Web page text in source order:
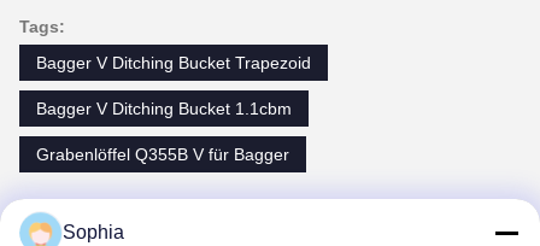
Kontaktpersonen
Tags:
Bagger V Ditching Bucket Trapezoid
Bagger V Ditching Bucket 1.1cbm
Grabenlöffel Q355B V für Bagger
Sophia